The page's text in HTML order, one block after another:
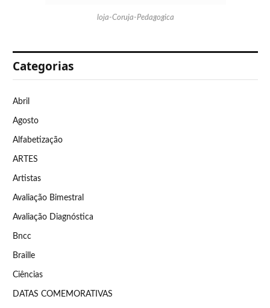
loja-Coruja-Pedagogica
Categorias
Abril
Agosto
Alfabetização
ARTES
Artistas
Avaliação Bimestral
Avaliação Diagnóstica
Bncc
Braille
Ciências
DATAS COMEMORATIVAS